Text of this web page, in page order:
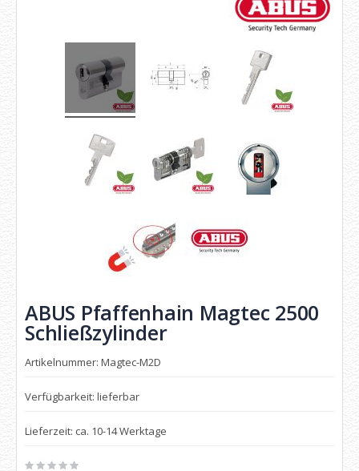
ABUS Pfaffenhain Magtec 2500
Schließzylinder
Artikelnummer: Magtec-M2D
Verfügbarkeit: lieferbar
Lieferzeit: ca. 10-14 Werktage